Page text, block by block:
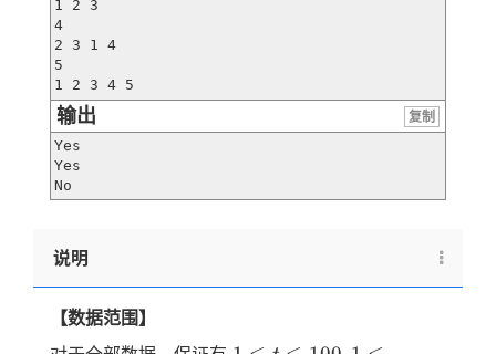
1 2 3
4
2 3 1 4
5
输出
复制
Yes
Yes
说明
【数据范围】